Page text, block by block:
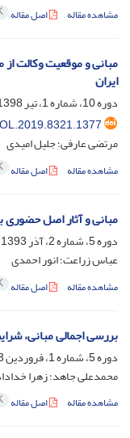
مشاهده مقاله اصل مقاله
مبانی و موقعیت وکالت
ایران
دوره 10، شماره 1، تیر 1398، صفحه
مرتضی عارفی؛ جلیل امیدی
مشاهده مقاله اصل مقاله
مبانی و آثار اصل
دوره 5، شماره 2، آذر 1393، صفحه
عباس زراعت؛ انور احمدی
مشاهده مقاله اصل مقاله
بررسی اجمالی مبانی،
دوره 5، شماره 1، فروردین 1393، صفحه
محمدعلی جاهد؛ زهرا
مشاهده مقاله اصل مقاله